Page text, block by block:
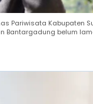
Pariwisata Kabupaten
Bantargadung belum